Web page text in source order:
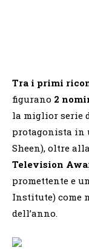
Tra i primi
figurano 2
la miglior serie
protagonista in
Sheen), oltre
Television
promettente e
Institute) come
dell’anno.